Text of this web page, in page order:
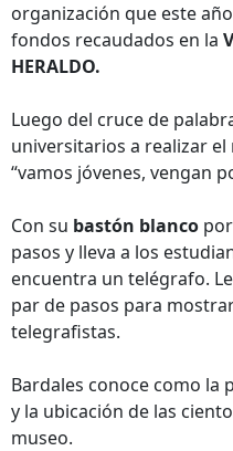
organización que este
fondos recaudados en la
HERALDO.
Luego del cruce de
universitarios a realizar
“vamos jóvenes, vengan
Con su bastón blanco
pasos y lleva a los
encuentra un telégrafo.
par de pasos para
telegrafistas.
Bardales conoce como la
y la ubicación de las
museo.